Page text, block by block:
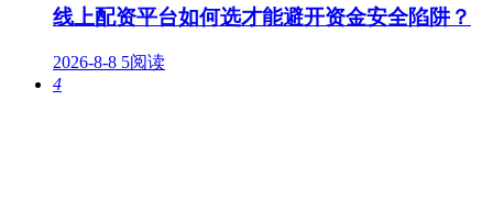
线上配资平台如何选才能避开资金安全陷阱？
2026-8-8 5阅读
4